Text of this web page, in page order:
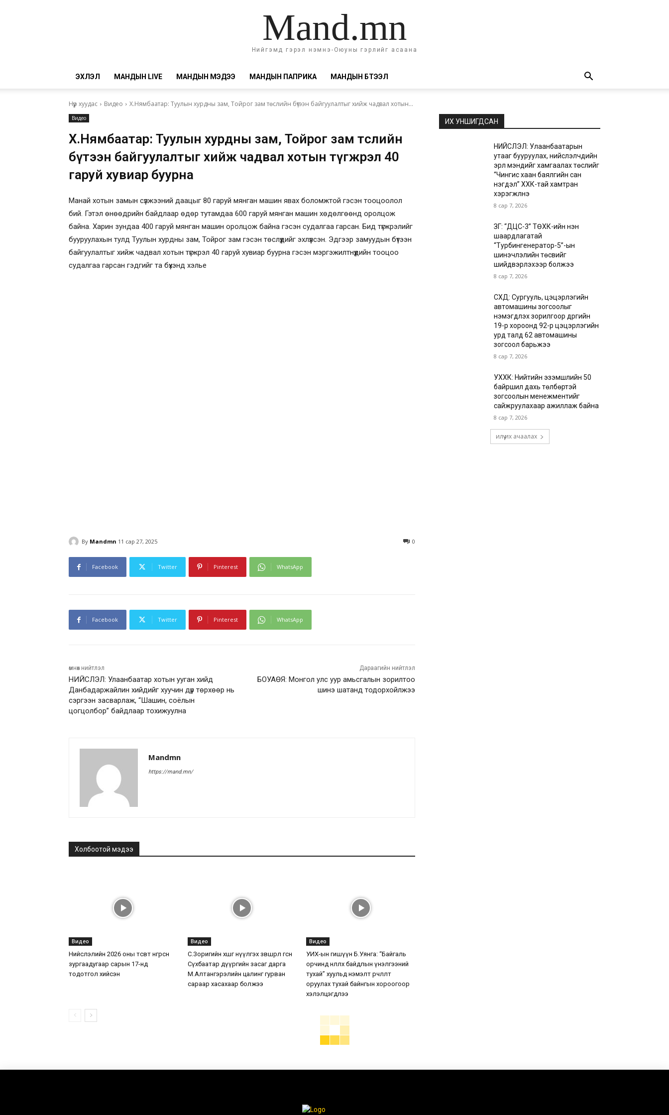
Mand.mn
Нийгэмд гэрэл нэмнэ-Оюуны гэрлийг асаана
ЭХЛЭЛ МАНДЫН LIVE МАНДЫН МЭДЭЭ МАНДЫН ПАПРИКА МАНДЫН БҮТЭЭЛ
Нүүр хуудас Видео Х.Нямбаатар: Туулын хурдны зам, Тойрог зам төслийн бүтээн байгуулалтыг хийж чадвал хотын...
Видео
Х.Нямбаатар: Туулын хурдны зам, Тойрог зам төслийн
бүтээн байгуулалтыг хийж чадвал хотын түгжрэл 40
гаруй хувиар буурна
Манай хотын замын сүлжээний даацыг 80 гаруй мянган машин явах боломжтой гэсэн тооцоолол
бий. Гэтэл өнөөдрийн байдлаар өдөр тутамдаа 600 гаруй мянган машин хөдөлгөөнд оролцож
байна. Харин зундаа 400 гаруй мянган машин оролцож байна гэсэн судалгаа гарсан. Бид түгжрэлийг
бууруулахын тулд Туулын хурдны зам, Тойрог зам гэсэн төслүүдийг эхлүүлсэн. Эдгээр замуудын бүтээн
байгуулалтыг хийж чадвал хотын түгжрэл 40 гаруй хувиар буурна гэсэн мэргэжилтнүүдийн тооцоо
судалгаа гарсан гэдгийг та бүхэнд хэлье
By Mandmn 11 сар 27, 2025 0
Facebook Twitter Pinterest WhatsApp
Facebook Twitter Pinterest WhatsApp
өмнөх нийтлэл
НИЙСЛЭЛ: Улаанбаатар хотын ууган хийд
Данбадаржайлин хийдийг хуучин дүр төрхөөр нь
сэргээн засварлаж, “Шашин, соёлын
цогцолбор” байдлаар тохижуулна
Дараагийн нийтлэл
БОУАӨЯ: Монгол улс уур амьсгалын зорилтоо
шинэ шатанд тодорхойлжээ
Mandmn
https://mand.mn/
Холбоотой мэдээ
Видео
Нийслэлийн 2026 оны төсөвт өнгөрсөн
зургаадугаар сарын 17-нд
тодотгол хийсэн
Видео
С.Зоригийн хөшөөг нүүлгэх зөвшөөрөл өгсөн
Сүхбаатар дүүргийн засаг дарга
М.Алтангэрэлийн цалинг гурван
сараар хасахаар болжээ
Видео
УИХ-ын гишүүн Б.Уянга: “Байгаль
орчинд нөлөөлөх байдлын үнэлгээний
тухай” хуульд нэмэлт өөрчлөлт
оруулах тухай байнгын хороогоор
хэлэлцэгдлээ
ИХ УНШИГДСАН
НИЙСЛЭЛ: Улаанбаатарын
утааг бууруулах, нийслэлчүүдийн
эрүүл мэндийг хамгаалах төслийг
“Чингис хаан баялгийн сан
нэгдэл” ХХК-тай хамтран
хэрэгжүүлнэ
8 сар 7, 2026
ЗГ: “ДЦС-3” ТӨХК-ийн нэн
шаардлагатай
“Турбингенератор-5”-ын
шинэчлэлийн төсвийг
шийдвэрлэхээр болжээ
8 сар 7, 2026
СХД: Сургууль, цэцэрлэгийн
автомашины зогсоолыг
нэмэгдүүлэх зорилгоор дүүргийн
19-р хороонд 92-р цэцэрлэгийн
урд талд 62 автомашины
зогсоол барьжээ
8 сар 7, 2026
УХХК: Нийтийн эзэмшлийн 50
байршил дахь төлбөртэй
зогсоолын менежментийг
сайжруулахаар ажиллаж байна
8 сар 7, 2026
илүү их ачаалах